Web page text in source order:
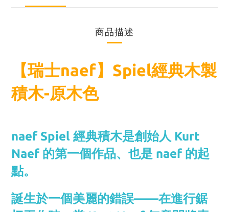
商品描述
【瑞士naef】Spiel經典木製
積木-原木色
naef Spiel 經典積木是創始人 Kurt
Naef 的第一個作品、也是 naef 的起
點。
誕生於一個美麗的錯誤——在進行鋸